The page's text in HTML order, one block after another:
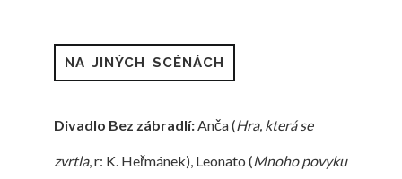
NA JINÝCH SCÉNÁCH
Divadlo Bez zábradlí:Anča (Hra, která se
zvrtla, r: K. Heřmánek), Leonato (Mnoho povyku